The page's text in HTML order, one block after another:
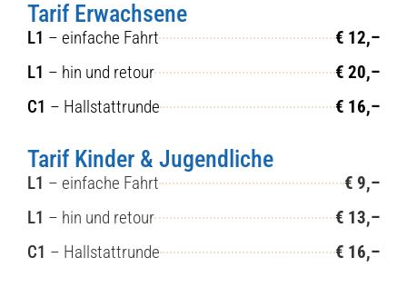
Tarif Erwachsene
L1 – ein­fa­che Fahrt
€ 12,–
L1 – hin und retour
€ 20,–
C1 – Hall­statt­run­de € 16,–
Tarif Kinder & Jugendliche
L1 – ein­fa­che Fahrt
€ 9,–
L1 – hin und retour
€ 13,–
C1 – Hall­statt­run­de € 16,–